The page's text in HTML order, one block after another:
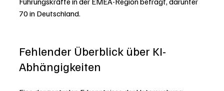
70 in Deutschland.
Fehlender Überblick über KI-
Abhängigkeiten